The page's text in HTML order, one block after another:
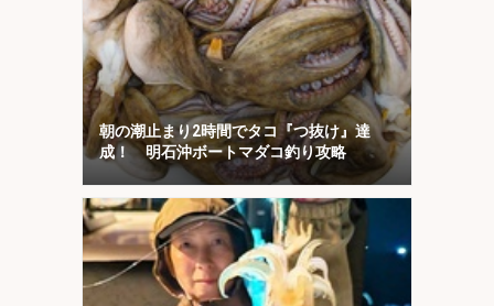
朝の潮止まり2時間でタコ『つ抜け』達
成！ 明石沖ボートマダコ釣り攻略